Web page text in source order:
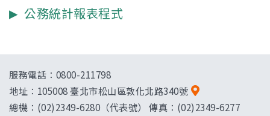
公務統計報表程式
服務電話：0800-211798
地址： 105008 臺北市松山區敦化北路340號
總機：(02)2349-6280（代表號） 傳真：(02)2349-6277